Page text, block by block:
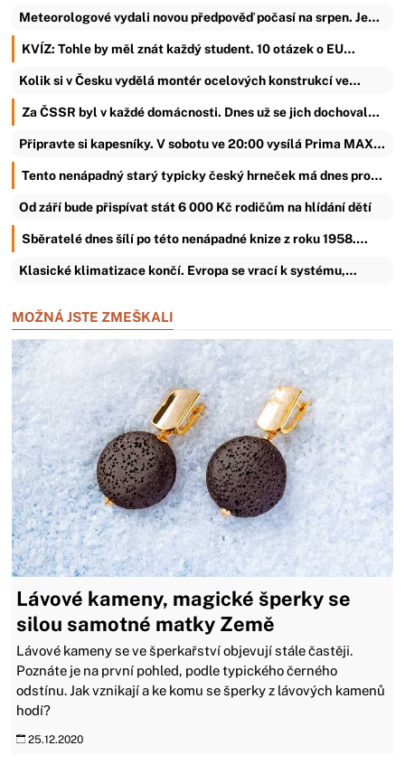
Meteorologové vydali novou předpověď počasí na srpen. Je…
KVÍZ: Tohle by měl znát každý student. 10 otázek o EU…
Kolik si v Česku vydělá montér ocelových konstrukcí ve…
Za ČSSR byl v každé domácnosti. Dnes už se jich dochoval…
Připravte si kapesníky. V sobotu ve 20:00 vysílá Prima MAX…
Tento nenápadný starý typicky český hrneček má dnes pro…
Od září bude přispívat stát 6 000 Kč rodičům na hlídání dětí
Sběratelé dnes šílí po této nenápadné knize z roku 1958.…
Klasické klimatizace končí. Evropa se vrací k systému,…
MOŽNÁ JSTE ZMEŠKALI
Lávové kameny, magické šperky se
silou samotné matky Země
Lávové kameny se ve šperkařství objevují stále častěji.
Poznáte je na první pohled, podle typického černého
odstínu. Jak vznikají a ke komu se šperky z lávových kamenů
hodí?
25.12.2020